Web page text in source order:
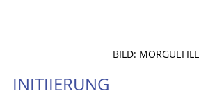
BILD: MORGUEFILE
INITIIERUNG